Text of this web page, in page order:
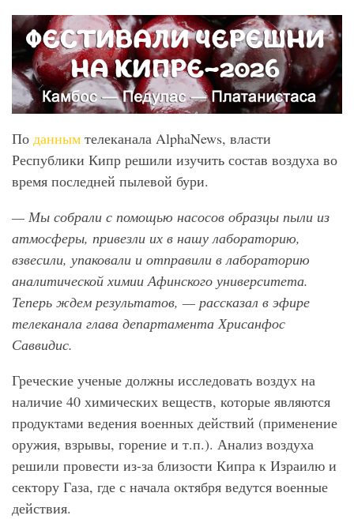
По данным телеканала AlphaNews, власти
Республики Кипр решили изучить состав воздуха во
время последней пылевой бури.
— Мы собрали с помощью насосов образцы пыли из
атмосферы, привезли их в нашу лабораторию,
взвесили, упаковали и отправили в лабораторию
аналитической химии Афинского университета.
Теперь ждем результатов, — рассказал в эфире
телеканала глава департамента Хрисанфос
Саввидис.
Греческие ученые должны исследовать воздух на
наличие 40 химических веществ, которые являются
продуктами ведения военных действий (применение
оружия, взрывы, горение и т.п.). Анализ воздуха
решили провести из-за близости Кипра к Израилю и
сектору Газа, где с начала октября ведутся военные
действия.